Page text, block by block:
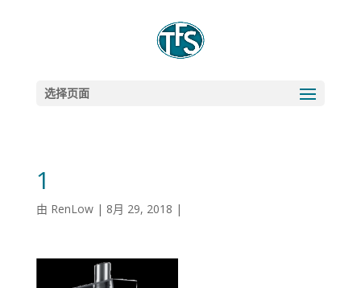
选择页面
1
由 RenLow| 8月 29, 2018 |